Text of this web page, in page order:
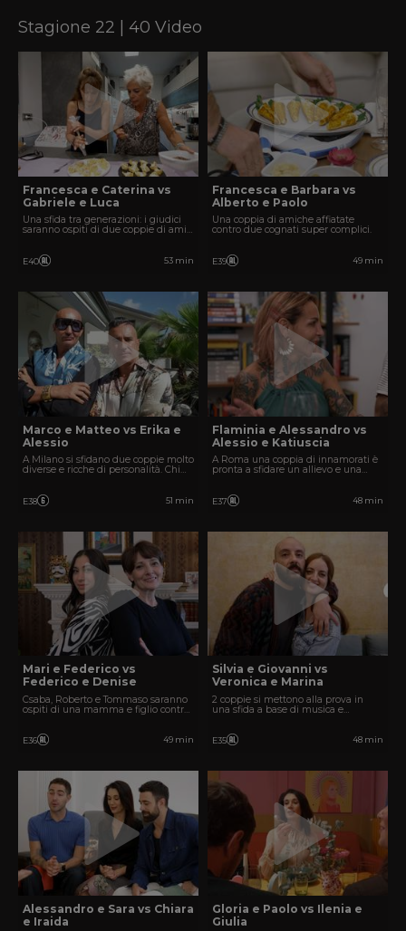
Stagione 22 | 40 Video
Francesca e Caterina vs
Gabriele e Luca
Una sfida tra generazioni: i giudici
saranno ospiti di due coppie di amici
E40 53 min
Francesca e Barbara vs
Alberto e Paolo
Una coppia di amiche affiatate
contro due cognati super complici.
E39 49 min
Marco e Matteo vs Erika e
Alessio
A Milano si sfidano due coppie molto
diverse e ricche di personalità. Chi
E38 51 min
Flaminia e Alessandro vs
Alessio e Katiuscia
A Roma una coppia di innamorati è
pronta a sfidare un allievo e una
E37 48 min
Mari e Federico vs
Federico e Denise
Csaba, Roberto e Tommaso saranno
ospiti di una mamma e figlio contro
E36 49 min
Silvia e Giovanni vs
Veronica e Marina
2 coppie si mettono alla prova in
una sfida a base di musica e
E35 48 min
Alessandro e Sara vs Chiara
e Iraida
Gloria e Paolo vs Ilenia e
Giulia